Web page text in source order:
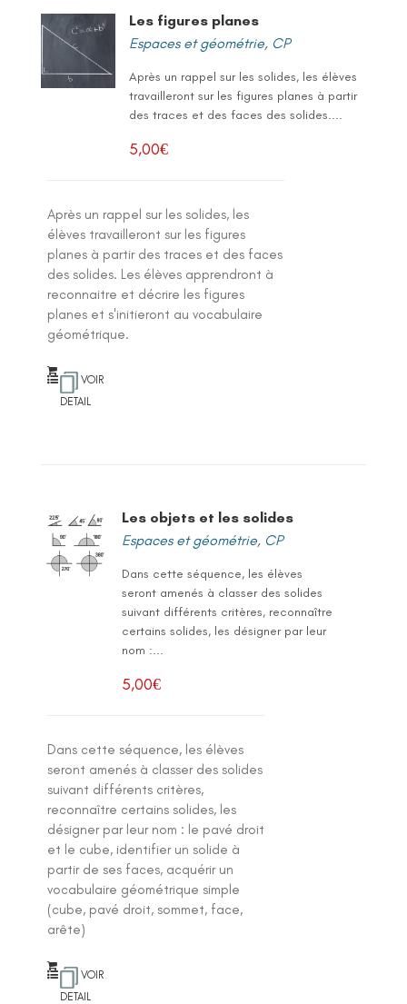
Les figures planes
Espaces et géométrie, CP
Après un rappel sur les solides, les élèves
travailleront sur les figures planes à partir
des traces et des faces des solides....
5,00€
Après un rappel sur les solides, les
élèves travailleront sur les figures
planes à partir des traces et des faces
des solides. Les élèves apprendront à
reconnaitre et décrire les figures
planes et s'initieront au vocabulaire
géométrique.
VOIR
DETAIL
Les objets et les solides
Espaces et géométrie, CP
Dans cette séquence, les élèves
seront amenés à classer des solides
suivant différents critères, reconnaître
certains solides, les désigner par leur
nom :...
5,00€
Dans cette séquence, les élèves
seront amenés à classer des solides
suivant différents critères,
reconnaître certains solides, les
désigner par leur nom : le pavé droit
et le cube, identifier un solide à
partir de ses faces, acquérir un
vocabulaire géométrique simple
(cube, pavé droit, sommet, face,
arête)
VOIR
DETAIL